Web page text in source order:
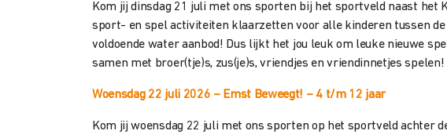
Kom jij dinsdag 21 juli met ons sporten bij het sportveld naast het
sport- en spel activiteiten klaarzetten voor alle kinderen tussen
voldoende water aanbod! Dus lijkt het jou leuk om leuke nieuwe
samen met broer(tje)s, zus(je)s, vriendjes en vriendinnetjes spelen!
Woensdag 22 juli 2026 – Emst Beweegt! – 4 t/m 12 jaar
Kom jij woensdag 22 juli met ons sporten op het sportveld achter